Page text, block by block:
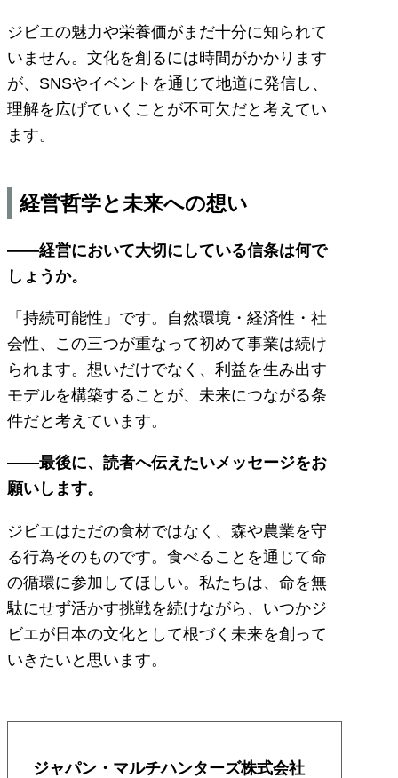
ジビエの魅力や栄養価がまだ十分に知られて
いません。文化を創るには時間がかかります
が、SNSやイベントを通じて地道に発信し、
理解を広げていくことが不可欠だと考えてい
ます。
経営哲学と未来への想い
――経営において大切にしている信条は何で
しょうか。
「持続可能性」です。自然環境・経済性・社
会性、この三つが重なって初めて事業は続け
られます。想いだけでなく、利益を生み出す
モデルを構築することが、未来につながる条
件だと考えています。
――最後に、読者へ伝えたいメッセージをお
願いします。
ジビエはただの食材ではなく、森や農業を守
る行為そのものです。食べることを通じて命
の循環に参加してほしい。私たちは、命を無
駄にせず活かす挑戦を続けながら、いつかジ
ビエが日本の文化として根づく未来を創って
いきたいと思います。
ジャパン・マルチハンターズ株式会社